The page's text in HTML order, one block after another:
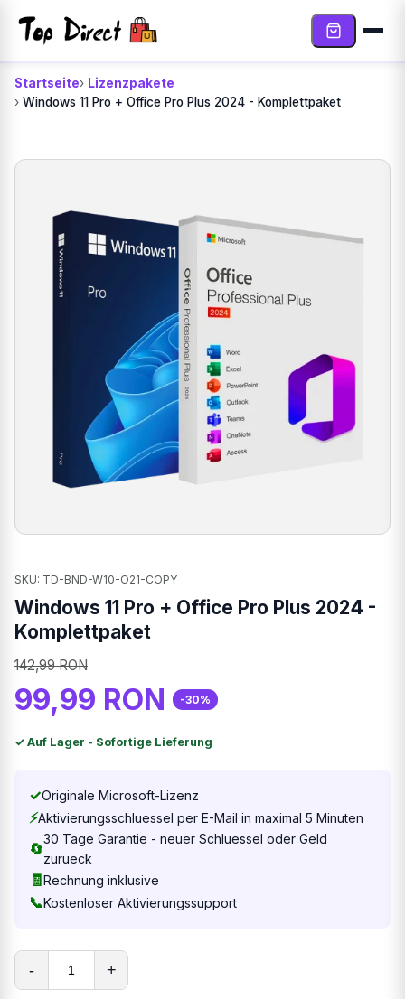
Startseite
Lizenzpakete
Windows 11 Pro + Office Pro Plus 2024 - Komplettpaket
SKU: TD-BND-W10-O21-COPY
Windows 11 Pro + Office Pro Plus 2024 -
Komplettpaket
142,99 RON
99,99 RON -30%
✓ Auf Lager - Sofortige Lieferung
✓Originale Microsoft-Lizenz
⚡Aktivierungsschluessel per E-Mail in maximal 5 Minuten
🔄
30 Tage Garantie - neuer Schluessel oder Geld
zurueck
🧾Rechnung inklusive
📞Kostenloser Aktivierungssupport
- +